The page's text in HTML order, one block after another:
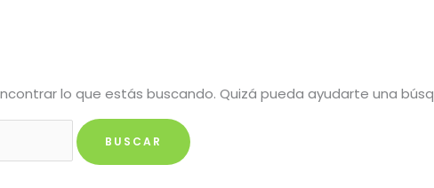
lo que estás buscando. Quizá pueda ayudarte una